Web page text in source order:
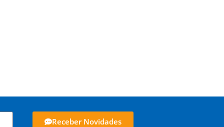
Receber Novidades